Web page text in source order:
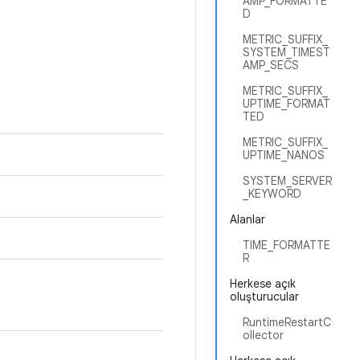
D
METRIC_SUFFIX_
SYSTEM_TIMEST
AMP_SECS
METRIC_SUFFIX_
UPTIME_FORMAT
TED
METRIC_SUFFIX_
UPTIME_NANOS
SYSTEM_SERVER
_KEYWORD
Alanlar
TIME_FORMATTE
R
Herkese açık
oluşturucular
RuntimeRestartC
ollector